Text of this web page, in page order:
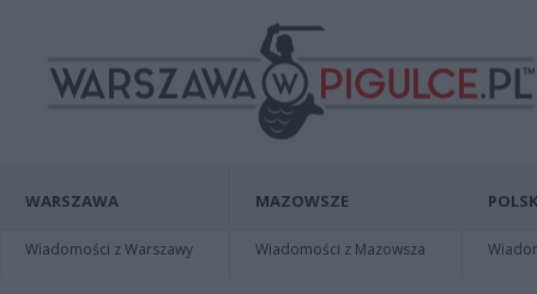
WARSZAWA
Wiadomości z Warszawy
MAZOWSZE
Wiadomości z Mazowsza